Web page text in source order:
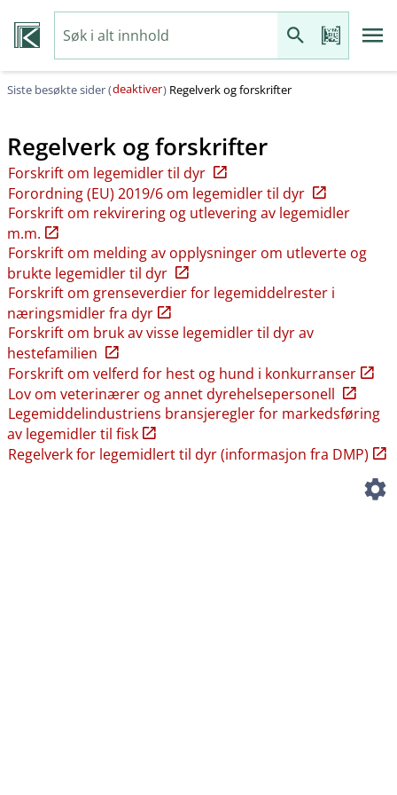
Siste besøkte sider (deaktiver) Regelverk og forskrifter
Regelverk og forskrifter
Forskrift om legemidler til dyr
Forordning (EU) 2019/6 om legemidler til dyr
Forskrift om rekvirering og utlevering av legemidler
m.m.
Forskrift om melding av opplysninger om utleverte og
brukte legemidler til dyr
Forskrift om grenseverdier for legemiddelrester i
næringsmidler fra dyr
Forskrift om bruk av visse legemidler til dyr av
hestefamilien
Forskrift om velferd for hest og hund i konkurranser
Lov om veterinærer og annet dyrehelsepersonell
Legemiddelindustriens bransjeregler for markedsføring
av legemidler til fisk
Regelverk for legemidlert til dyr (informasjon fra DMP)